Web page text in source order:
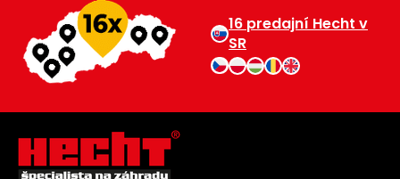
16 predajní Hecht v
SR